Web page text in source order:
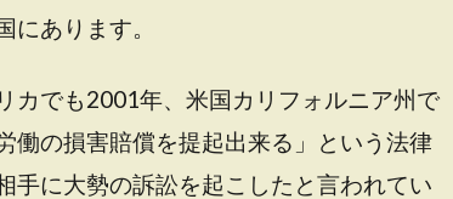
あります。
カでも2001年、米国カリフォルニア州で
働の損害賠償を提起出来る」という法律
手に大勢の訴訟を起こしたと言われてい